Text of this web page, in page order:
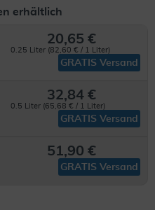
erhältlich
20,65 €
0.25 Liter (82,60 € / 1 Liter)
GRATIS Versand
32,84 €
0.5 Liter (65,68 € / 1 Liter)
GRATIS Versand
51,90 €
GRATIS Versand